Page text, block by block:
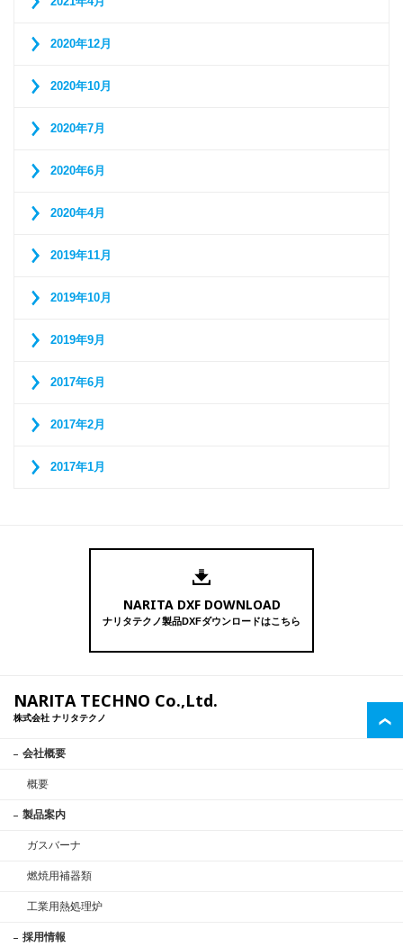
2020年12月
2020年10月
2020年7月
2020年6月
2020年4月
2019年11月
2019年10月
2019年9月
2017年6月
2017年2月
2017年1月
NARITA DXF DOWNLOAD
ナリタテクノ製品DXFダウンロードはこちら
NARITA TECHNO Co.,Ltd.
株式会社 ナリタテクノ
会社概要
概要
製品案内
ガスバーナ
燃焼用補器類
工業用熱処理炉
採用情報